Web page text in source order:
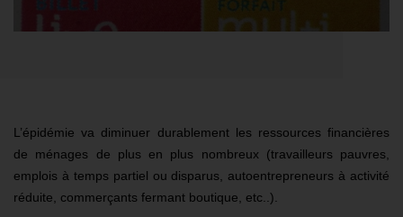
L’épidémie va diminuer durablement les ressources financières
de ménages de plus en plus nombreux (travailleurs pauvres,
emplois à temps partiel ou disparus, autoentrepreneurs à activité
réduite, commerçants fermant boutique, etc..).